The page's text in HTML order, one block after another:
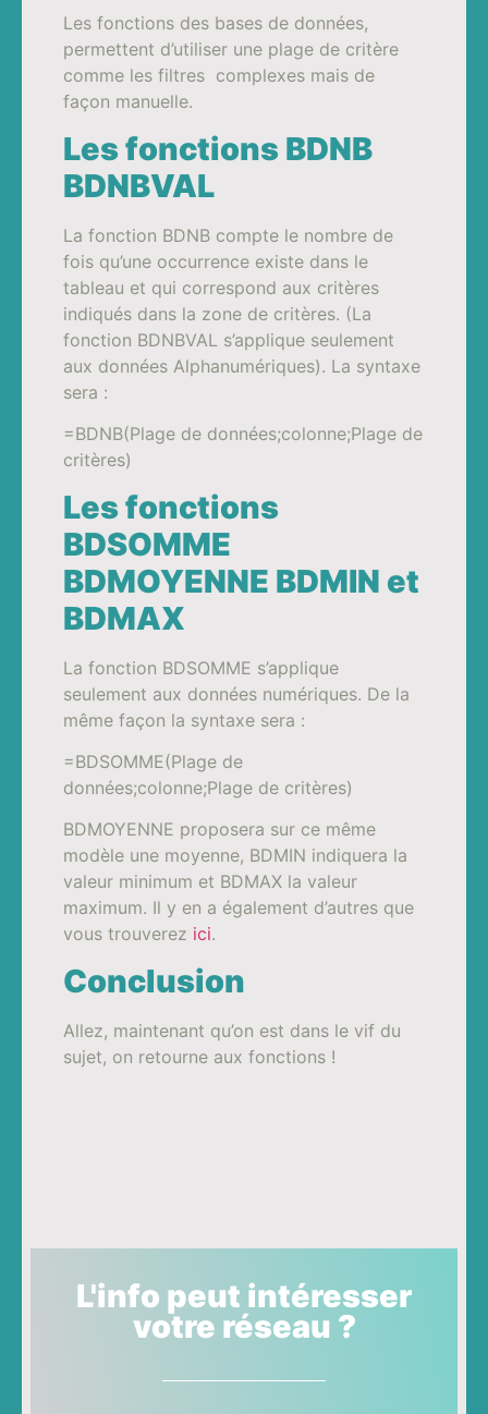
Les fonctions des bases de données,
permettent d’utiliser une plage de critère
comme les filtres complexes mais de
façon manuelle.
Les fonctions BDNB
BDNBVAL
La fonction BDNB compte le nombre de
fois qu’une occurrence existe dans le
tableau et qui correspond aux critères
indiqués dans la zone de critères. (La
fonction BDNBVAL s’applique seulement
aux données Alphanumériques). La syntaxe
sera :
=BDNB(Plage de données;colonne;Plage de
critères)
Les fonctions
BDSOMME
BDMOYENNE BDMIN et
BDMAX
La fonction BDSOMME s’applique
seulement aux données numériques. De la
même façon la syntaxe sera :
=BDSOMME(Plage de
données;colonne;Plage de critères)
BDMOYENNE proposera sur ce même
modèle une moyenne, BDMIN indiquera la
valeur minimum et BDMAX la valeur
maximum. Il y en a également d’autres que
vous trouverez ici.
Conclusion
Allez, maintenant qu’on est dans le vif du
sujet, on retourne aux fonctions !
L'info peut intéresser
votre réseau ?